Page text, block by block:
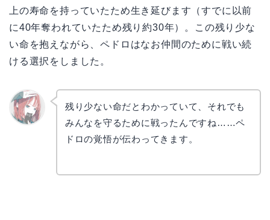
上の寿命を持っていたため生き延びます（すでに以前
に40年奪われていたため残り約30年）。この残り少な
い命を抱えながら、ペドロはなお仲間のために戦い続
ける選択をしました。
残り少ない命だとわかっていて、それでも
みんなを守るために戦ったんですね……ペ
ドロの覚悟が伝わってきます。